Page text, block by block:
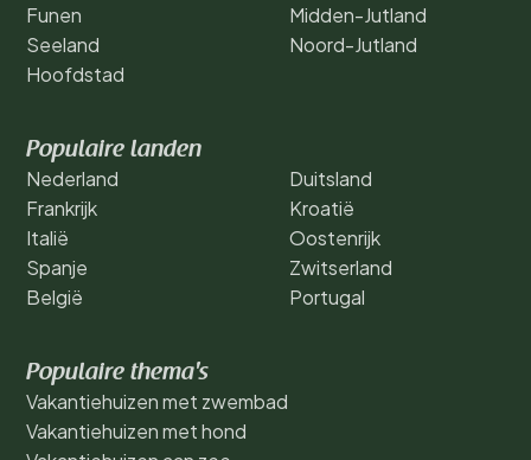
Funen
Seeland
Hoofdstad
Midden-Jutland
Noord-Jutland
Populaire landen
Nederland
Frankrijk
Italië
Spanje
België
Duitsland
Kroatië
Oostenrijk
Zwitserland
Portugal
Populaire thema's
Vakantiehuizen met zwembad
Vakantiehuizen met hond